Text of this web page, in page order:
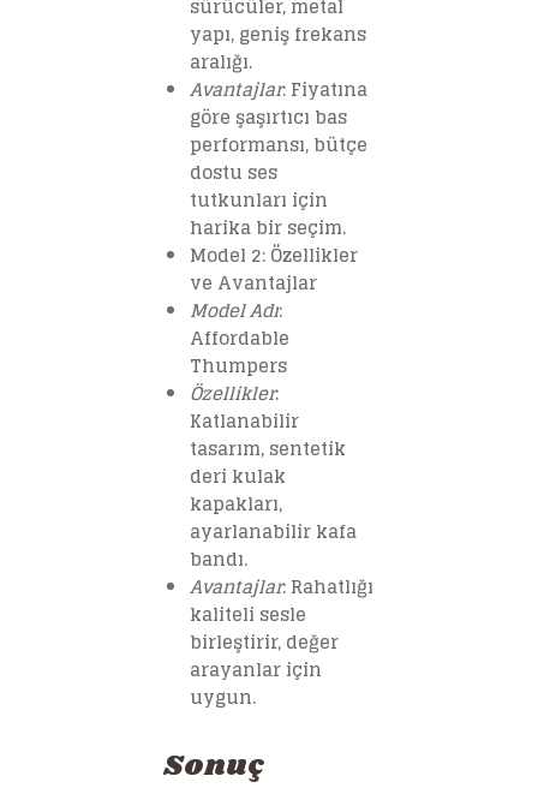
yapı, geniş frekans
aralığı.
Avantajlar: Fiyatına
göre şaşırtıcı bas
performansı, bütçe
dostu ses
tutkunları için
harika bir seçim.
Model 2: Özellikler
ve Avantajlar
Model Adı:
Affordable
Thumpers
Özellikler:
Katlanabilir
tasarım, sentetik
deri kulak
kapakları,
ayarlanabilir kafa
bandı.
Avantajlar: Rahatlığı
kaliteli sesle
birleştirir, değer
arayanlar için
uygun.
Sonuç